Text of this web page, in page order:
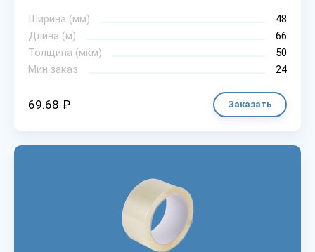
Ширина (мм)
48
Длина (м)
66
Толщина (мкм)
50
Мин.заказ
24
69.68 ₽ Заказать